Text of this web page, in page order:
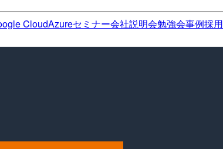
CloudAzureセミナー会社説明会勉強会事例採用